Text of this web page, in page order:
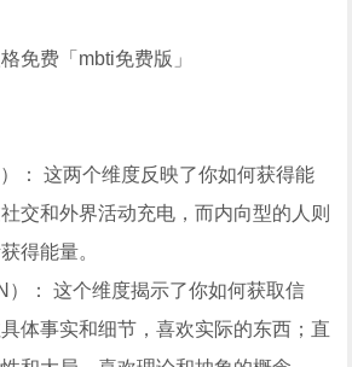
： 这两个维度反映了你如何获得能
交和外界活动充电，而内向型的人则
得能量。
）： 这个维度揭示了你如何获取信
体事实和细节，喜欢实际的东西；直